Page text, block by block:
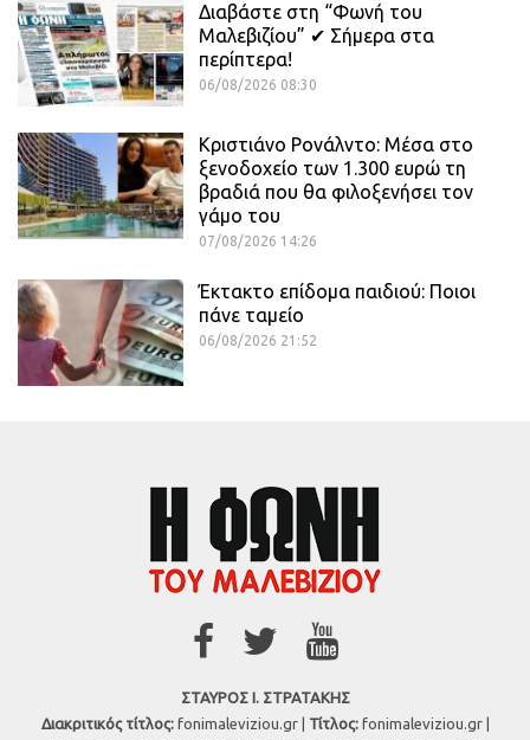
Διαβάστε στη “Φωνή του
Μαλεβιζίου” ✔ Σήμερα στα
περίπτερα!
06/08/2026 08:30
Κριστιάνο Ρονάλντο: Μέσα στο
ξενοδοχείο των 1.300 ευρώ τη
βραδιά που θα φιλοξενήσει τον
γάμο του
07/08/2026 14:26
Έκτακτο επίδομα παιδιού: Ποιοι
πάνε ταμείο
06/08/2026 21:52
ΣΤΑΥΡΟΣ Ι. ΣΤΡΑΤΑΚΗΣ
Διακριτικός τίτλος:fonimaleviziou.gr | Τίτλος:fonimaleviziou.gr |